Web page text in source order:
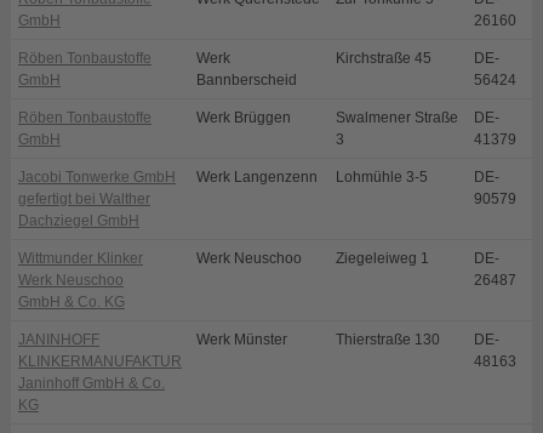
GmbH
26160
Röben Tonbaustoffe
GmbH
Werk
Bannberscheid
Kirchstraße 45
DE-
56424
Röben Tonbaustoffe
GmbH
Werk Brüggen
Swalmener Straße
3
DE-
41379
Jacobi Tonwerke GmbH
gefertigt bei Walther
Dachziegel GmbH
Werk Langenzenn Lohmühle 3-5
DE-
90579
Wittmunder Klinker
Werk Neuschoo
GmbH & Co. KG
Werk Neuschoo Ziegeleiweg 1
DE-
26487
JANINHOFF
KLINKERMANUFAKTUR
Janinhoff GmbH & Co.
KG
Werk Münster Thierstraße 130
DE-
48163